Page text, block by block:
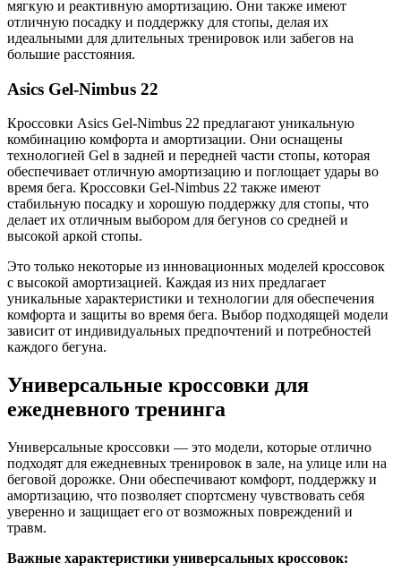
мягкую и реактивную амортизацию. Они также имеют
отличную посадку и поддержку для стопы, делая их
идеальными для длительных тренировок или забегов на
большие расстояния.
Asics Gel-Nimbus 22
Кроссовки Asics Gel-Nimbus 22 предлагают уникальную
комбинацию комфорта и амортизации. Они оснащены
технологией Gel в задней и передней части стопы, которая
обеспечивает отличную амортизацию и поглощает удары во
время бега. Кроссовки Gel-Nimbus 22 также имеют
стабильную посадку и хорошую поддержку для стопы, что
делает их отличным выбором для бегунов со средней и
высокой аркой стопы.
Это только некоторые из инновационных моделей кроссовок
с высокой амортизацией. Каждая из них предлагает
уникальные характеристики и технологии для обеспечения
комфорта и защиты во время бега. Выбор подходящей модели
зависит от индивидуальных предпочтений и потребностей
каждого бегуна.
Универсальные кроссовки для
ежедневного тренинга
Универсальные кроссовки — это модели, которые отлично
подходят для ежедневных тренировок в зале, на улице или на
беговой дорожке. Они обеспечивают комфорт, поддержку и
амортизацию, что позволяет спортсмену чувствовать себя
уверенно и защищает его от возможных повреждений и
травм.
Важные характеристики универсальных кроссовок: